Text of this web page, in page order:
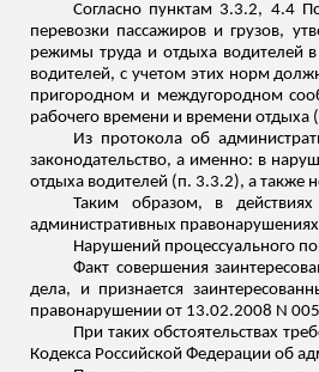
Согласно пунктам 3.3.2, 4.4
перевозки пассажиров и грузов,
режимы труда и отдыха водителей
водителей, с учетом этих норм
пригородном и междугородном
рабочего времени и времени отдыха
Из протокола об
законодательство, а именно: в
отдыха водителей (п. 3.3.2), а также
Таким образом, в
административных
Нарушений процессуального
Факт совершения
дела, и признается
правонарушении от 13.02.2008 N
При таких обстоятельствах
Кодекса Российской Федерации об